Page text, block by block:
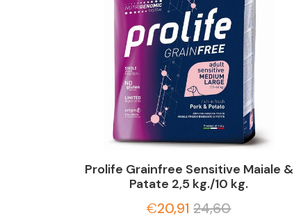
Prolife Grainfree Sensitive Maiale &
Patate 2,5 kg./10 kg.
€20,91 24,60